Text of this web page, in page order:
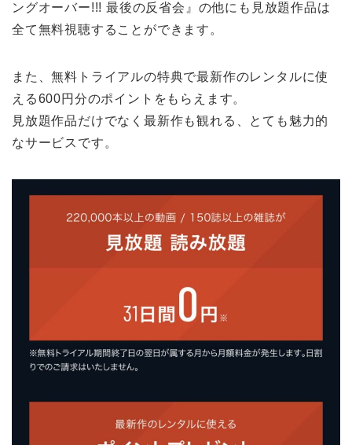
ングオーバー!!! 最後の反省会』の他にも見放題作品は
全て無料視聴することができます。
また、無料トライアルの特典で最新作のレンタルに使
える600円分のポイントをもらえます。
見放題作品だけでなく最新作も観れる、とても魅力的
なサービスです。